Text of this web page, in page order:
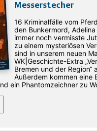
Messerstecher
16 Kriminalfälle vom
den Bunkermord,
immer noch vermisste
zu einem mysteriösen
sind in unserem neuen
WK|Geschichte-Extra
Bremen und der Region“
Außerdem kommen eine
ein Phantomzeichner zu